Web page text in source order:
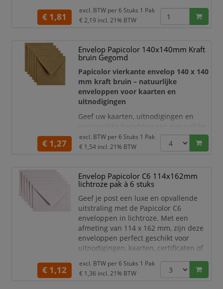
Het hoge kwaliteit papier is stevig,
blauwe kleur is ideaal voor speciale
gelegenheden en
marketingdoeleinden. Het praktische E
€ 1,81
excl. BTW per6 Stuks 1 Pak
€ 2,19 incl. 21% BTW
Envelop Papicolor 140x140mm Kraft
bruin Gegomd
Papicolor vierkante envelop 140 x 140
mm kraft bruin – natuurlijke
enveloppen voor kaarten en
uitnodigingen
Geef uw kaarten, uitnodigingen en
en stijlvolle presentatie met de
Papicolor enveloppen van 140 x 140
eigentijdse, ambachtelijke uitstraling
waarmee uw post direct opvalt.
Dankzij het formaat van 140 x 140 mm
zijn de enve
€ 1,27
excl. BTW per6 Stuks 1 Pak
€ 1,54 incl. 21% BTW
Envelop Papicolor C6 114x162mm
lichtroze pak à 6 stuks
Geef je post een luxe en opvallende
uitstraling met de Papicolor C6
enveloppen in lichtroze. Met een
afmeting van 114 x 162 mm, zijn deze
enveloppen perfect geschikt voor
uitnodigingen, kaarten, certificaten of
Het hoge kwaliteit papier is stevig,
€ 1,12
excl. BTW per6 Stuks 1 Pak
€ 1,36 incl. 21% BTW